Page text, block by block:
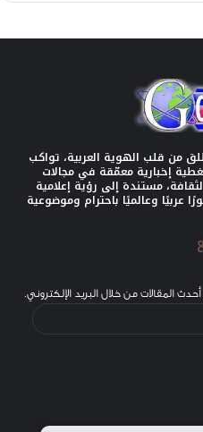
من قلب الهوية العربية، تواكب
إخبارية معمّقة في مجالات
مستندة إلى رؤية إعلامية
وعالميًا باحترام وموضوعية
المقالات من خلال البريد الإلكتروني.